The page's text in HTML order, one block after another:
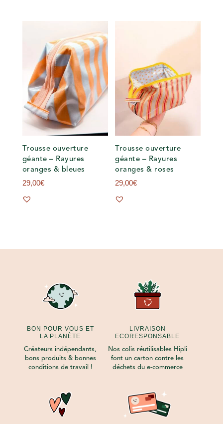
Trousse ouverture
géante – Rayures
oranges & bleues
29,00€
Trousse ouverture
géante – Rayures
oranges & roses
29,00€
BON POUR VOUS ET
LA PLANÈTE
Créateurs indépendants,
bons produits & bonnes
conditions de travail !
LIVRAISON
ECORESPONSABLE
Nos colis réutilisables Hipli
font un carton contre les
déchets du e-commerce